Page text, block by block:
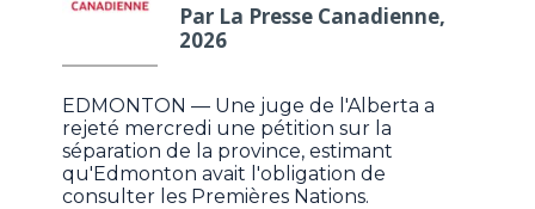
Par La Presse Canadienne,
2026
EDMONTON — Une juge de l'Alberta a
rejeté mercredi une pétition sur la
séparation de la province, estimant
qu'Edmonton avait l'obligation de
consulter les Premières Nations.